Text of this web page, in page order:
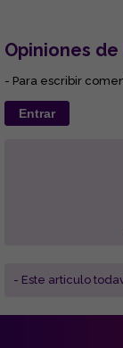
Opiniones
- Para escribir
Entrar
- Este articulo